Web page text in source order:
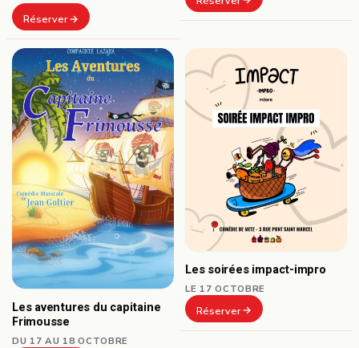
Réserver
Les aventures du capitaine
Frimousse
DU 17 AU 18 OCTOBRE
Les soirées impact-impro
LE 17 OCTOBRE
Réserver